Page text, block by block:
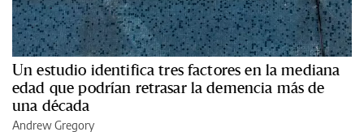
Un estudio identifica tres factores en la mediana
edad que podrían retrasar la demencia más de
una década
Andrew Gregory